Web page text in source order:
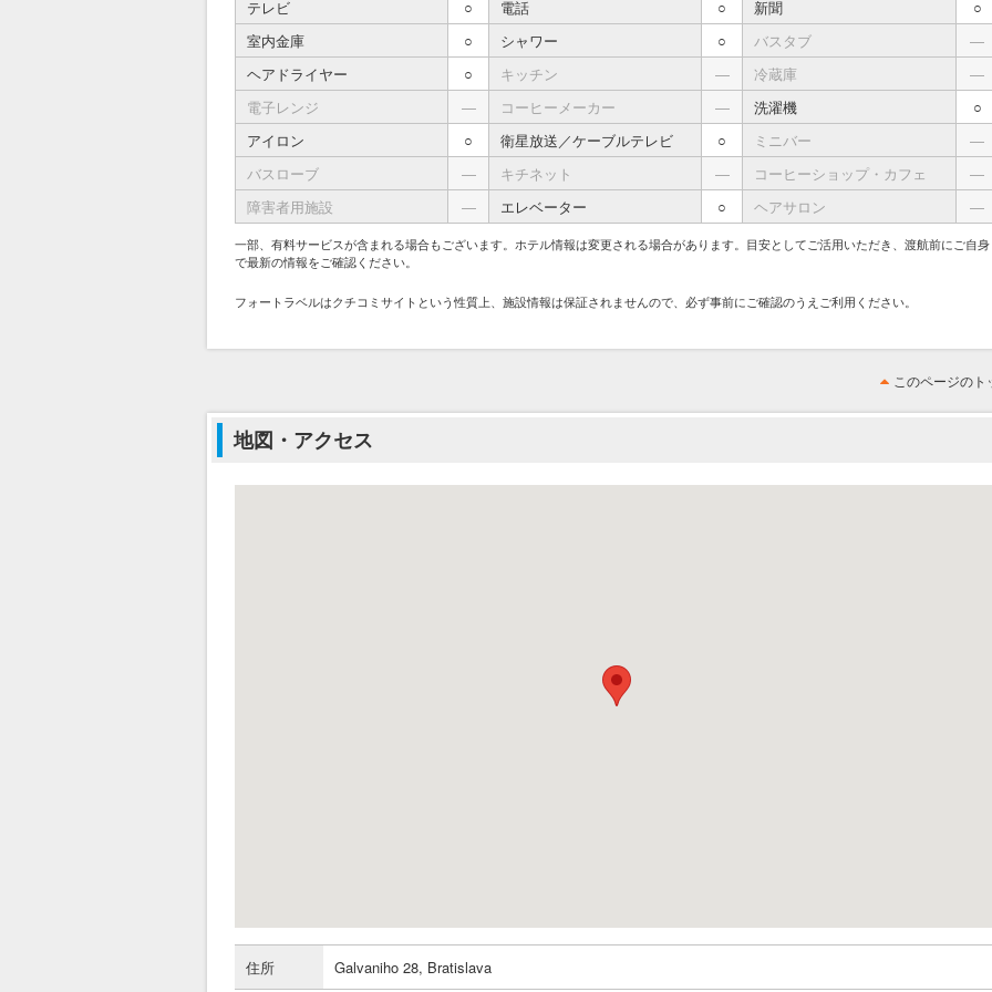
テレビ ○ 電話 ○ 新聞
○
室内金庫
○ シャワー ○ バスタブ
―
ヘアドライヤー
○ キッチン ― 冷蔵庫
―
電子レンジ
― コーヒーメーカー ― 洗濯機
○
アイロン
○ 衛星放送／ケーブルテレビ ○ ミニバー
―
バスローブ
― キチネット ― コーヒーショップ・カフェ
―
障害者用施設
― エレベーター ○ ヘアサロン ―
一部、有料サービスが含まれる場合もございます。ホテル情報は変更される場合があります。目安としてご活用いただき、渡航前にご自身
で最新の情報をご確認ください。
フォートラベルはクチコミサイトという性質上、施設情報は保証されませんので、必ず事前にご確認のうえご利用ください。
このページのト
地図・アクセス
住所 Galvaniho 28, Bratislava